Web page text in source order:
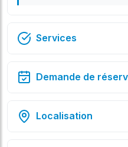
Services
Demande de
Localisation